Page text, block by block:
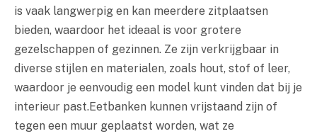
is vaak langwerpig en kan meerdere zitplaatsen
bieden, waardoor het ideaal is voor grotere
gezelschappen of gezinnen. Ze zijn verkrijgbaar in
diverse stijlen en materialen, zoals hout, stof of leer,
waardoor je eenvoudig een model kunt vinden dat bij je
interieur past.Eetbanken kunnen vrijstaand zijn of
tegen een muur geplaatst worden, wat ze